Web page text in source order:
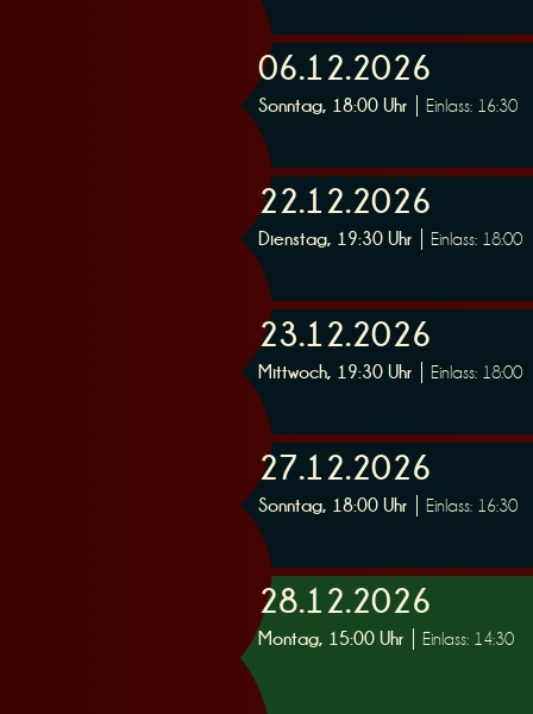
06.12.2026
Sonntag, 18:00 Uhr Einlass: 16:30
22.12.2026
Dienstag, 19:30 Uhr Einlass: 18:00
23.12.2026
Mittwoch, 19:30 Uhr Einlass: 18:00
27.12.2026
Sonntag, 18:00 Uhr Einlass: 16:30
28.12.2026
Montag, 15:00 Uhr Einlass: 14:30